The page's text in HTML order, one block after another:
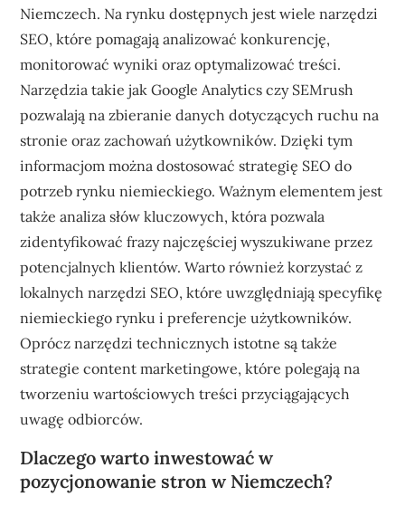
Niemczech. Na rynku dostępnych jest wiele narzędzi
SEO, które pomagają analizować konkurencję,
monitorować wyniki oraz optymalizować treści.
Narzędzia takie jak Google Analytics czy SEMrush
pozwalają na zbieranie danych dotyczących ruchu na
stronie oraz zachowań użytkowników. Dzięki tym
informacjom można dostosować strategię SEO do
potrzeb rynku niemieckiego. Ważnym elementem jest
także analiza słów kluczowych, która pozwala
zidentyfikować frazy najczęściej wyszukiwane przez
potencjalnych klientów. Warto również korzystać z
lokalnych narzędzi SEO, które uwzględniają specyfikę
niemieckiego rynku i preferencje użytkowników.
Oprócz narzędzi technicznych istotne są także
strategie content marketingowe, które polegają na
tworzeniu wartościowych treści przyciągających
uwagę odbiorców.
Dlaczego warto inwestować w
pozycjonowanie stron w Niemczech?